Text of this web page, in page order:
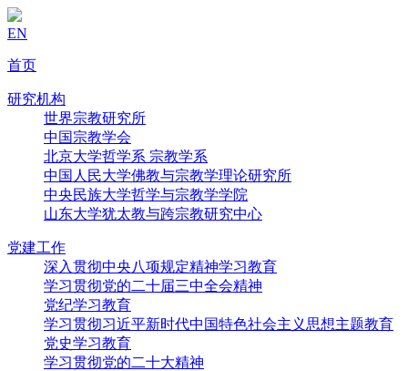
EN
首页
研究机构
世界宗教研究所
中国宗教学会
北京大学哲学系 宗教学系
中国人民大学佛教与宗教学理论研究所
中央民族大学哲学与宗教学学院
山东大学犹太教与跨宗教研究中心
党建工作
深入贯彻中央八项规定精神学习教育
学习贯彻党的二十届三中全会精神
党纪学习教育
学习贯彻习近平新时代中国特色社会主义思想主题教育
党史学习教育
学习贯彻党的二十大精神